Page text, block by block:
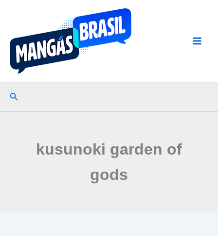
conteúdo
Pesquisar
kusunoki garden of
gods